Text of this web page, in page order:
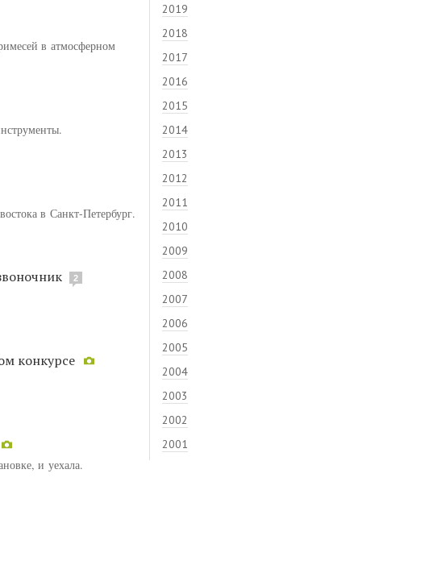
в атмосферном
в Санкт-Петербург.
2
конкурсе
и уехала.
2019
2018
2017
2016
2015
2014
2013
2012
2011
2010
2009
2008
2007
2006
2005
2004
2003
2002
2001